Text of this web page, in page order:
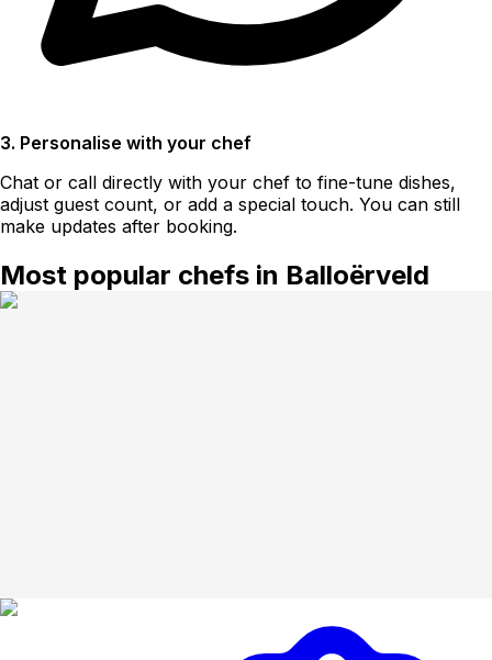
3. Personalise with your chef
Chat or call directly with your chef to fine-tune dishes,
adjust guest count, or add a special touch. You can still
make updates after booking.
Most popular chefs in Balloërveld